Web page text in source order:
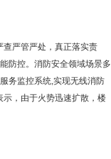
严管严处，真正落实责
防控。消防安全领域场景多
务监控系统,实现无线消防
，由于火势迅速扩散，楼